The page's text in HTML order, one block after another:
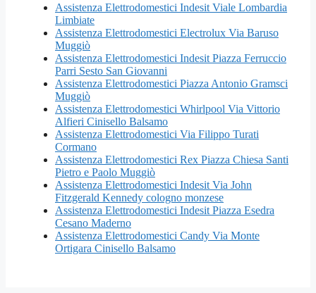
Assistenza Elettrodomestici Indesit Viale Lombardia
Limbiate
Assistenza Elettrodomestici Electrolux Via Baruso
Muggiò
Assistenza Elettrodomestici Indesit Piazza Ferruccio
Parri Sesto San Giovanni
Assistenza Elettrodomestici Piazza Antonio Gramsci
Muggiò
Assistenza Elettrodomestici Whirlpool Via Vittorio
Alfieri Cinisello Balsamo
Assistenza Elettrodomestici Via Filippo Turati
Cormano
Assistenza Elettrodomestici Rex Piazza Chiesa Santi
Pietro e Paolo Muggiò
Assistenza Elettrodomestici Indesit Via John
Fitzgerald Kennedy cologno monzese
Assistenza Elettrodomestici Indesit Piazza Esedra
Cesano Maderno
Assistenza Elettrodomestici Candy Via Monte
Ortigara Cinisello Balsamo